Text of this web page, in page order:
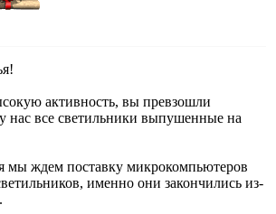
активность, вы превзошли
нас все светильники выпушенные на
мы ждем поставку микрокомпьютеров
именно они закончились из-